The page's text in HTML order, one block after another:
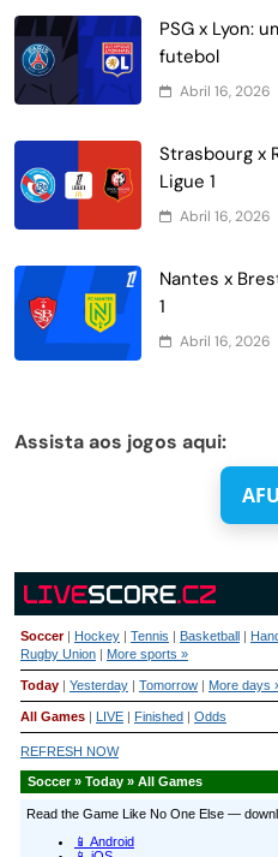
PSG x Lyon:
futebol
Abril 16, 2026
Strasbourg x
Ligue 1
Abril 16, 2026
Nantes x
1
Abril 16, 2026
Assista aos jogos aqui: